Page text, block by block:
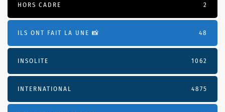
HORS CADRE 2
ILS ONT FAIT LA UNE 📸 48
INSOLITE 1062
INTERNATIONAL 4875